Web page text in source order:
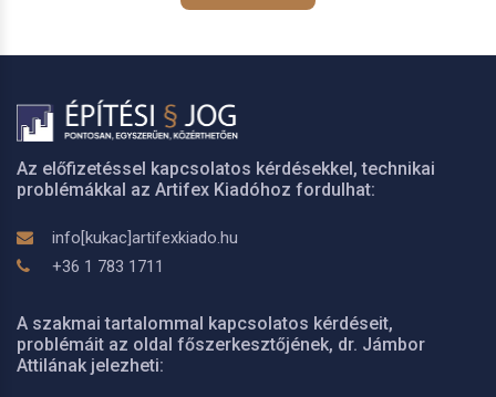
Az előfizetéssel kapcsolatos kérdésekkel, technikai
problémákkal az Artifex Kiadóhoz fordulhat:
info[kukac]artifexkiado.hu
+36 1 783 1711
A szakmai tartalommal kapcsolatos kérdéseit,
problémáit az oldal főszerkesztőjének, dr. Jámbor
Attilának jelezheti: